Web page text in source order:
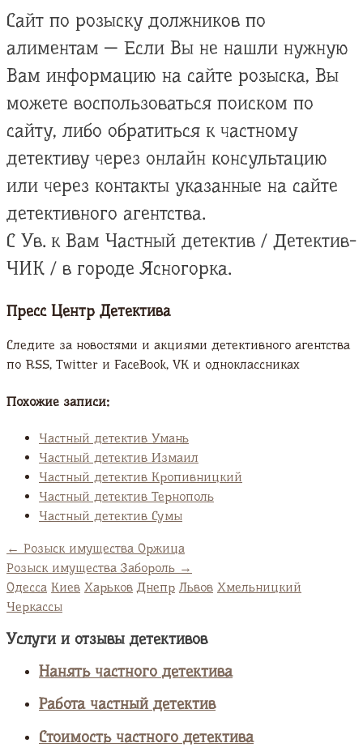
Сайт по розыску должников по
алиментам — Если Вы не нашли нужную
Вам информацию на сайте розыска, Вы
можете воспользоваться поиском по
сайту, либо обратиться к частному
детективу через онлайн консультацию
или через контакты указанные на сайте
детективного агентства.
С Ув. к Вам Частный детектив / Детектив-
ЧИК / в городе Ясногорка.
Пресс Центр Детектива
Следите за новостями и акциями детективного агентства
по RSS, Twitter и FaсeBook, VK и одноклассниках
Похожие записи:
Частный детектив Умань
Частный детектив Измаил
Частный детектив Кропивницкий
Частный детектив Тернополь
Частный детектив Сумы
← Розыск имущества Оржица
Розыск имущества Забороль →
Одесса Киев Харьков Днепр Львов Хмельницкий
Черкассы
Услуги и отзывы детективов
Нанять частного детектива
Работа частный детектив
Стоимость частного детектива